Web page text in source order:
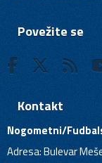
Povežite se
Kontakt
Nogometni/
Adresa: Bulevar